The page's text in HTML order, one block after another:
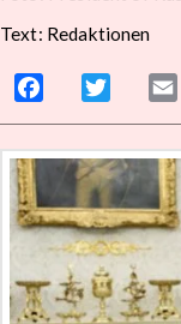
Text: Redaktionen
Facebook Twitter